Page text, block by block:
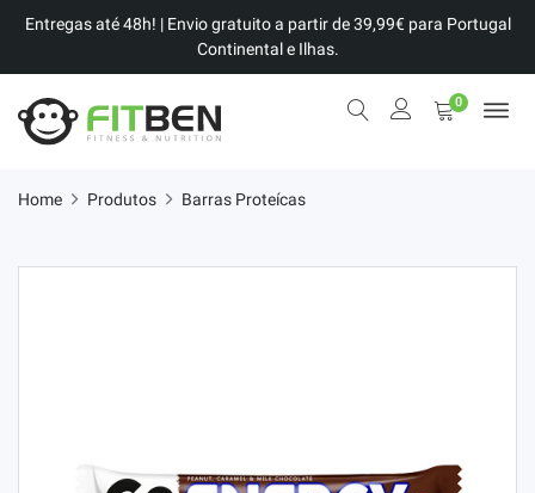
Entregas até 48h! | Envio gratuito a partir de 39,99€ para Portugal
Continental e Ilhas.
0
Home Produtos Barras Proteícas